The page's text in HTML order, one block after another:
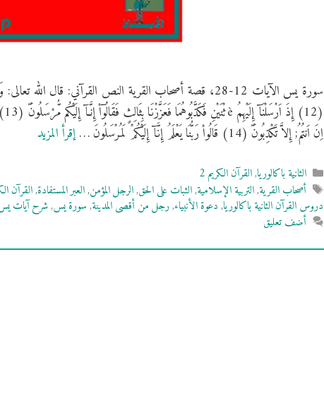
اِنَ اَنتُمُ; إِلاَّ تَكْذِبُونَؐ (14) قَالُواْ رَبُّنَا يَعْلَمُ إِنَّآ إِلَيْكُمْ لَمُرْسَلُونَ …
إقرأ المزيد
التصنيفات
الثانية باكالوريا,القرآن الكريم 2
الوسوم
أصحاب القرية,التربية الإسلامية,الثبات على الحق,الرجل المؤمن,العبر المستفادة,القرآن
دروس القرآن الثانية باكالوريا,دعوة الأنبياء,رجل من أقصى المدينة,سورة يس,شرح آيات
أضف تعليق